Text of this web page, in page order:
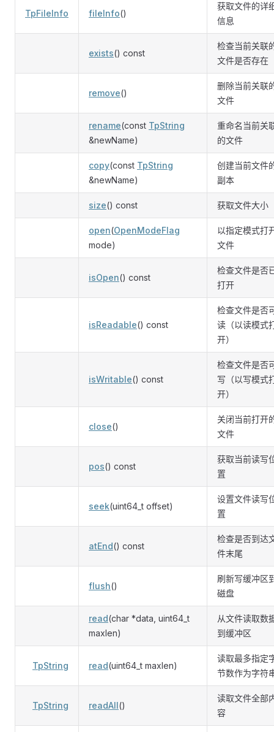
TpFileInfo fileInfo()
获取文件的详
信息
exists() const
检查当前关联
文件是否存在
remove()
删除当前关联
文件
rename(const TpString
&newName)
重命名当前关
的文件
copy(const TpString
&newName)
创建当前文件
副本
size() const 获取文件大小
open(OpenModeFlag
mode)
以指定模式打
文件
isOpen() const
检查文件是否
打开
isReadable() const
检查文件是否
读（以读模式
开）
isWritable() const
检查文件是否
写（以写模式
开）
close()
关闭当前打开
文件
pos() const
获取当前读写
置
seek(uint64_t offset)
设置文件读写
置
atEnd() const
检查是否到达
件末尾
flush()
刷新写缓冲区
磁盘
read(char *data, uint64_t
maxlen)
从文件读取数
到缓冲区
TpString read(uint64_t maxlen)
读取最多指定
节数作为字符
TpString readAll()
读取文件全部
容